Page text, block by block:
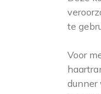
te
Voor
dunner